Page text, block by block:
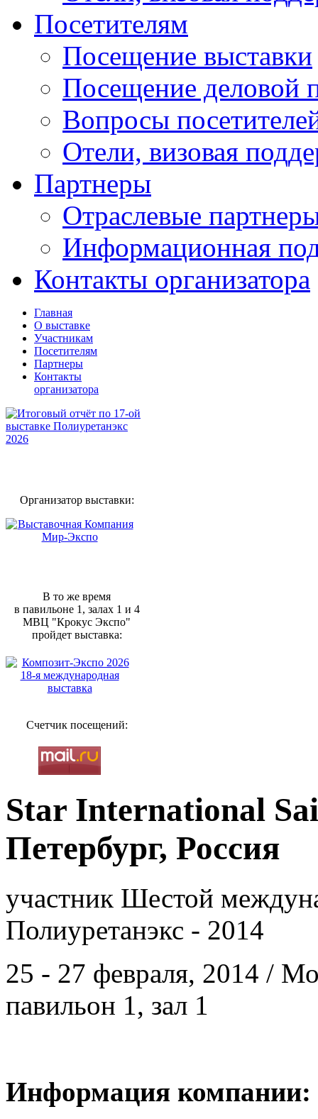
Посетителям
Посещение выставки
Посещение деловой
Вопросы
Отели, визовая
Партнеры
Отраслевые
Информационная
Контакты организатора
Главная
О выставке
Участникам
Посетителям
Партнеры
Контакты
организатора
Организатор выставки:
В то же время
в павильоне 1, залах 1 и 4
МВЦ "Крокус Экспо"
пройдет выставка:
Счетчик посещений:
Star International
Петербург, Россия
участник Шестой
Полиуретанэкс - 2014
25 - 27 февраля, 2014 /
павильон 1, зал 1
Информация компании: